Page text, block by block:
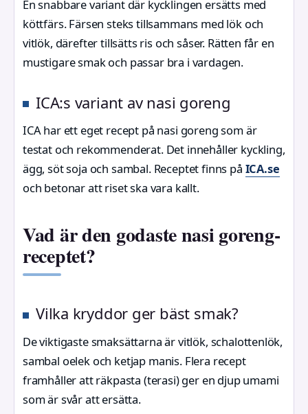
En snabbare variant där kycklingen ersätts med
köttfärs. Färsen steks tillsammans med lök och
vitlök, därefter tillsätts ris och såser. Rätten får en
mustigare smak och passar bra i vardagen.
ICA:s variant av nasi goreng
ICA har ett eget recept på nasi goreng som är
testat och rekommenderat. Det innehåller kyckling,
ägg, söt soja och sambal. Receptet finns på ICA.se
och betonar att riset ska vara kallt.
Vad är den godaste nasi goreng-
receptet?
Vilka kryddor ger bäst smak?
De viktigaste smaksättarna är vitlök, schalottenlök,
sambal oelek och ketjap manis. Flera recept
framhåller att räkpasta (terasi) ger en djup umami
som är svår att ersätta.